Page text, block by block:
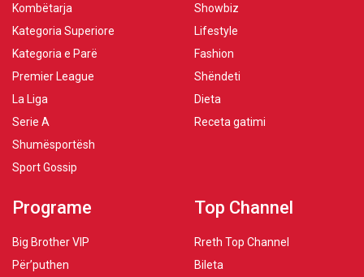
Kombëtarja
Kategoria Superiore
Kategoria e Parë
Premier League
La Liga
Serie A
Shumësportësh
Sport Gossip
Showbiz
Lifestyle
Fashion
Shëndeti
Dieta
Receta gatimi
Programe
Big Brother VIP
Për’puthen
Top Channel
Rreth Top Channel
Bileta